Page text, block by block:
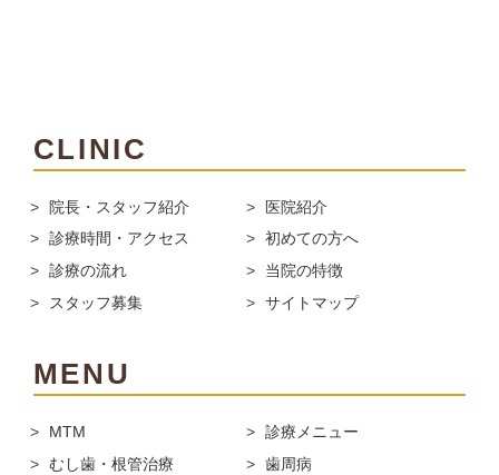
CLINIC
院長・スタッフ紹介
医院紹介
診療時間・アクセス
初めての方へ
診療の流れ
当院の特徴
スタッフ募集
サイトマップ
MENU
MTM
診療メニュー
むし歯・根管治療
歯周病